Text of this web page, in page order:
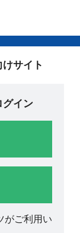
サイト
グイン
がご利用い